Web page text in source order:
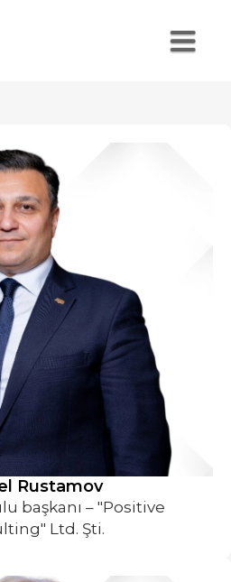
Rustamov
başkanı – "Positive
Ltd. Şti.